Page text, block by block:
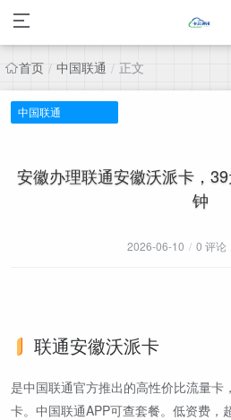
首页 / 中国联通 / 正文
中国联通
安徽办理联通安徽沃派卡，
钟
2026-06-10 / 0 评论
联通安徽沃派卡
是中国联通官方推出的高性价比流量卡
卡。中国联通APP可查套餐。低资费，